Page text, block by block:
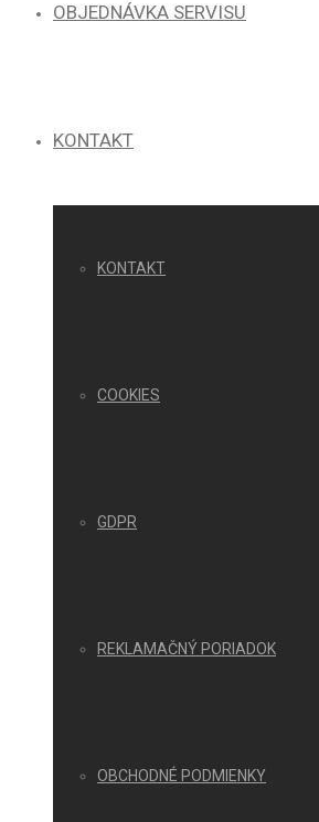
OBJEDNÁVKA SERVISU
KONTAKT
KONTAKT
COOKIES
GDPR
REKLAMAČNÝ PORIADOK
OBCHODNÉ PODMIENKY